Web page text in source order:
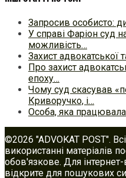
Запросив особисто:
У справі Фаріон суд
можливість…
Захист адвокатської
Про захист
епоху…
Чому суд скасував
Криворучко, і…
Особа, яка
©2026 "ADVOKAT POST".
використанні матеріалів
обов'язкове. Для
відкрите для пошукових